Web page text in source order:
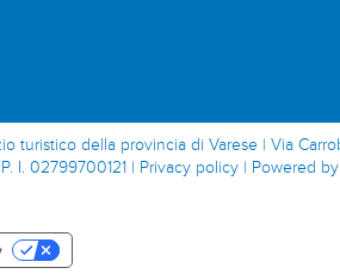
turistico della provincia di Varese | Via
P. I. 02799700121 | Privacy policy | Powered